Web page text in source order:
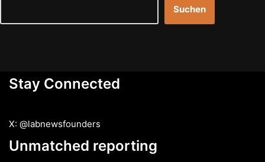
Suchen
Stay Connected
X: @labnewsfounders
Unmatched reporting